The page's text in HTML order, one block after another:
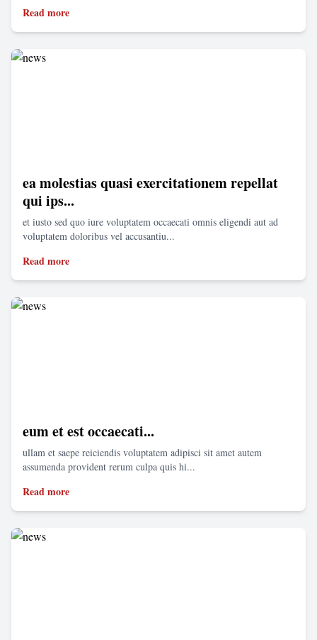
Read more
ea molestias quasi exercitationem repellat
qui ips...
et iusto sed quo iure voluptatem occaecati omnis eligendi aut ad
voluptatem doloribus vel accusantiu...
Read more
eum et est occaecati...
ullam et saepe reiciendis voluptatem adipisci sit amet autem
assumenda provident rerum culpa quis hi...
Read more